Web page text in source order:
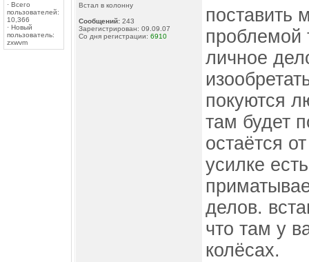
· Всего
пользователей:
10,366
· Новый
пользователь:
zxwvm
Встал в колонну
Сообщений: 243
Зарегистрирован: 09.09.07
Со дня регистрации: 6910
поставить
проблемой
личное
покуются
там будет
остаётся
усилке
делов.
что там у
колёсах.